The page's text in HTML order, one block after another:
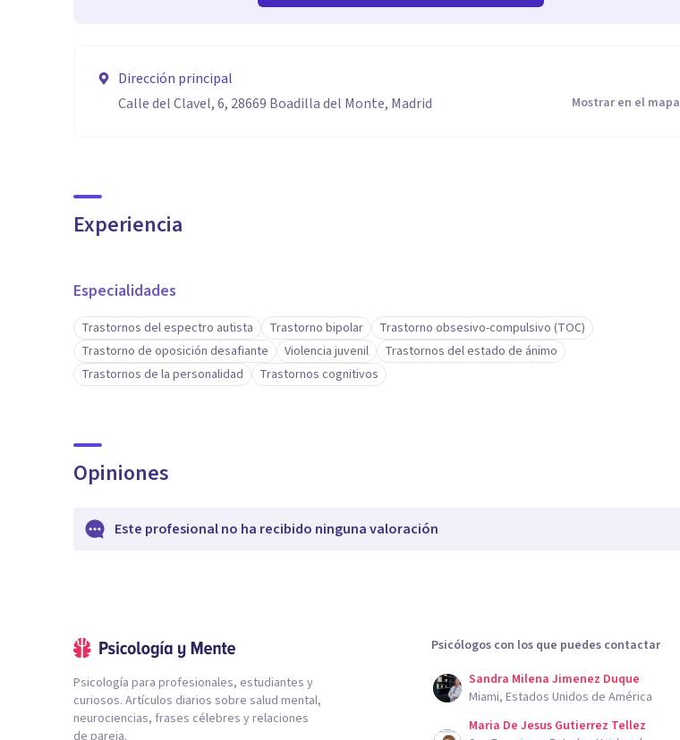
Dirección principal
Calle del Clavel, 6, 28669 Boadilla del Monte, Madrid
Mostrar en el mapa
Experiencia
Especialidades
Trastornos del espectro autista Trastorno bipolar
Trastorno obsesivo-compulsivo (TOC)
Trastorno de oposición desafiante
Violencia juvenil
Trastornos del estado de ánimo
Trastornos de la personalidad
Trastornos cognitivos
Opiniones
Este profesional no ha recibido ninguna valoración
Psicología para profesionales, estudiantes y
curiosos. Artículos diarios sobre salud mental,
neurociencias, frases célebres y relaciones
de pareja.
Psicólogos con los que puedes contactar
Sandra Milena Jimenez Duque
Miami, Estados Unidos de América
Maria De Jesus Gutierrez Tellez